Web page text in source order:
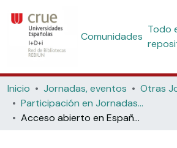
Comunidades
Todo
Inicio Jornadas, eventos
Otras
Participación en Jornadas no organizadas por REBIUN
Acceso abierto en España: servicios, proyectos, resultados: Mesa redonda Biblioteca Nacional, 25 de octubre 2013